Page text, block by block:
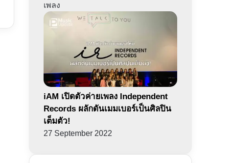
เพลง
iAM เปิดตัวค่ายเพลง Independent
Records ผลักดันเมมเบอร์เป็นศิลปิน
เต็มตัว!
27 September 2022